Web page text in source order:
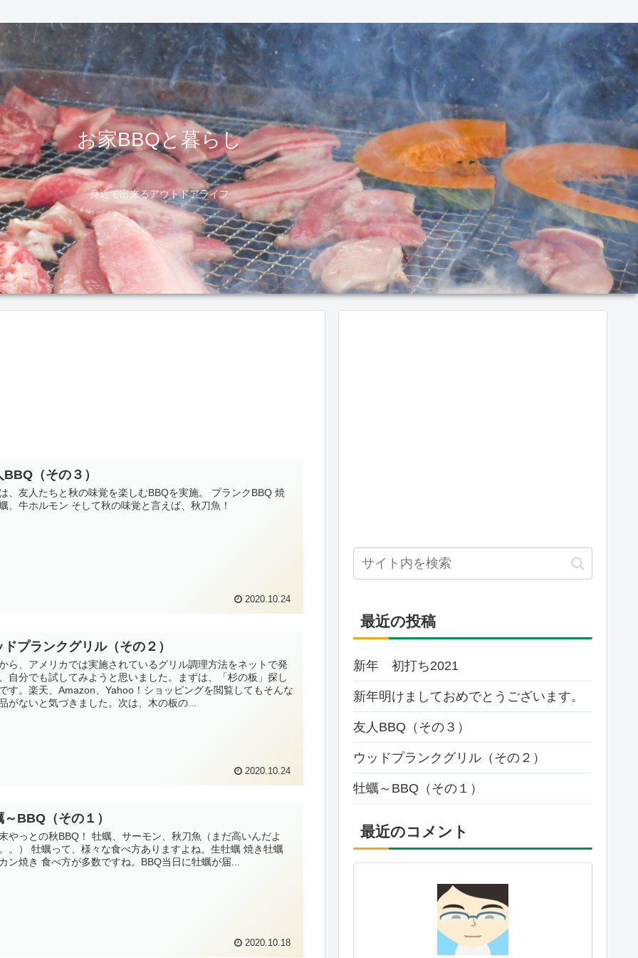
お家BBQと暮らし
身近で出来るアウトドアライフ
BBQ（その３）
、友人たちと秋の味覚を楽しむBBQを実施。 プランクBBQ 焼
、牛ホルモン そして秋の味覚と言えば、秋刀魚！
2020.10.24
ドプランクグリル（その２）
ら、アメリカでは実施されているグリル調理方法をネットで発
自分でも試してみようと思いました。まずは、「杉の板」探し
す。楽天、Amazon、Yahoo！ショッピングを閲覧してもそんな
がないと気づきました。次は、木の板の...
2020.10.24
～BBQ（その１）
やっとの秋BBQ！ 牡蠣、サーモン、秋刀魚（まだ高いんだよ
。） 牡蠣って、様々な食べ方ありますよね。生牡蠣 焼き牡蠣
ン焼き 食べ方が多数ですね。BBQ当日に牡蠣が届...
2020.10.18
最近の投稿
新年 初打ち2021
新年明けましておめでとうございます。
友人BBQ（その３）
ウッドプランクグリル（その２）
牡蠣～BBQ（その１）
最近のコメント